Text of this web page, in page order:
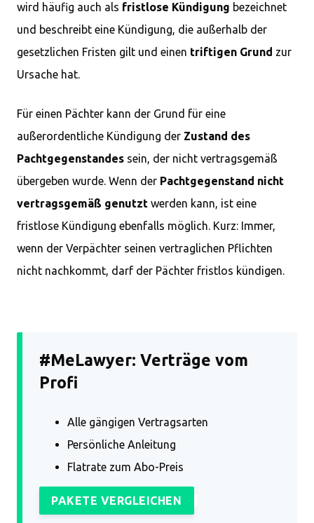
wird häufig auch als fristlose Kündigung bezeichnet
und beschreibt eine Kündigung, die außerhalb der
gesetzlichen Fristen gilt und einen triftigen Grund zur
Ursache hat.
Für einen Pächter kann der Grund für eine
außerordentliche Kündigung der Zustand des
Pachtgegenstandes sein, der nicht vertragsgemäß
übergeben wurde. Wenn der Pachtgegenstand nicht
vertragsgemäß genutzt werden kann, ist eine
fristlose Kündigung ebenfalls möglich. Kurz: Immer,
wenn der Verpächter seinen vertraglichen Pflichten
nicht nachkommt, darf der Pächter fristlos kündigen.
#MeLawyer: Verträge vom
Profi
Alle gängigen Vertragsarten
Persönliche Anleitung
Flatrate zum Abo-Preis
PAKETE VERGLEICHEN